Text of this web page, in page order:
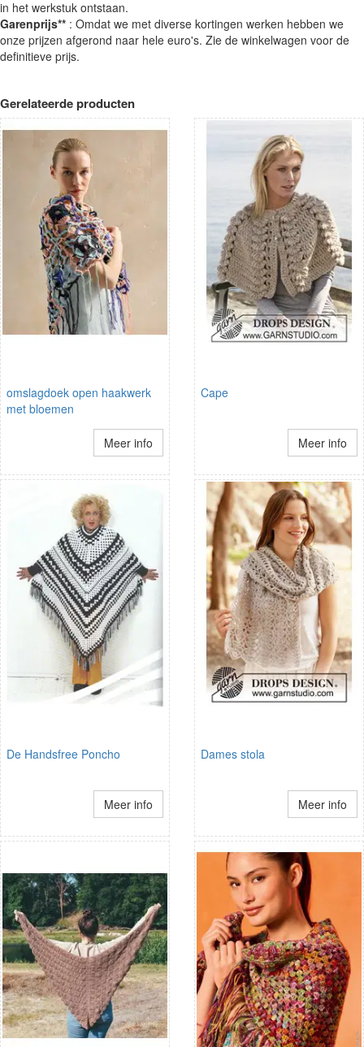
in het werkstuk ontstaan.
Garenprijs** : Omdat we met diverse kortingen werken hebben we
onze prijzen afgerond naar hele euro's. Zie de winkelwagen voor de
definitieve prijs.
Gerelateerde producten
omslagdoek open haakwerk
met bloemen
Meer info
Cape
Meer info
De Handsfree Poncho
Meer info
Dames stola
Meer info